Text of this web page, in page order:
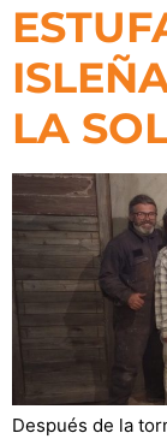
LA
Después de la